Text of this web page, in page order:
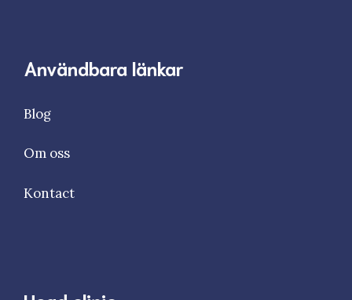
Användbara länkar
Blog
Om oss
Kontact